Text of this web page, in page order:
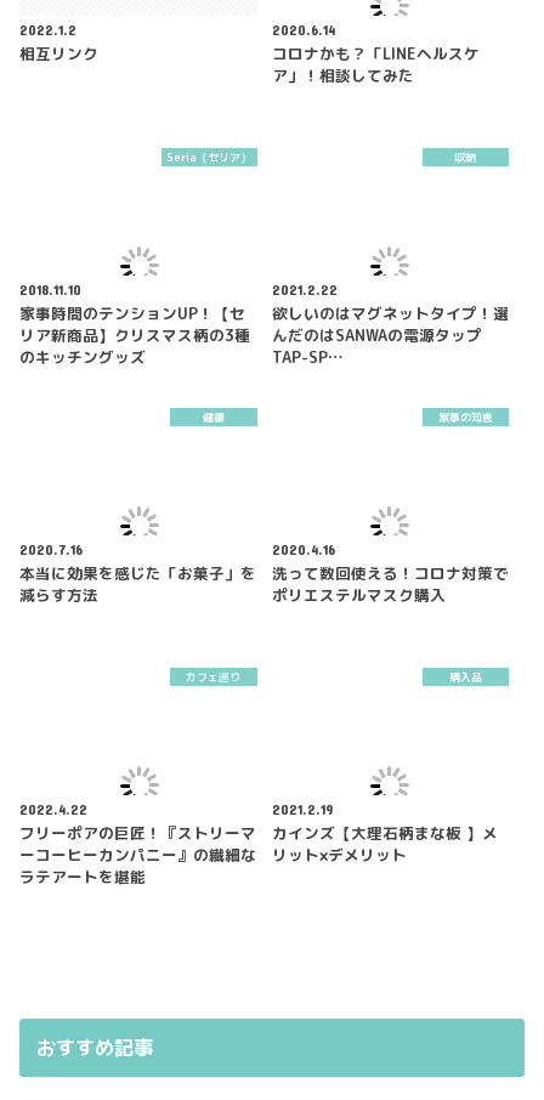
2022.1.2
相互リンク
2020.6.14
コロナかも？「LINEヘルスケ
ア」！相談してみた
Seria（セリア）
2018.11.10
家事時間のテンションUP！【セ
リア新商品】クリスマス柄の3種
のキッチングッズ
収納
2021.2.22
欲しいのはマグネットタイプ！選
んだのはSANWAの電源タップ
TAP-SP…
健康
2020.7.16
本当に効果を感じた「お菓子」を
減らす方法
家事の知恵
2020.4.16
洗って数回使える！コロナ対策で
ポリエステルマスク購入
カフェ巡り
2022.4.22
フリーポアの巨匠！『ストリーマ
ーコーヒーカンパニー』の繊細な
ラテアートを堪能
購入品
2021.2.19
カインズ【大理石柄まな板 】メ
リット×デメリット
おすすめ記事